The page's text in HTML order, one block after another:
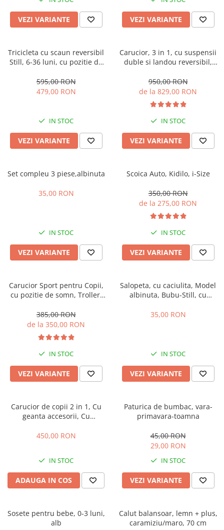
Bluze, pieptarase, mentite
Ciorapi
Pantaloni de exterior
Bluze si pulovere
Hainute bumbac organic
Bluze, pieptarase, mentite
Pantaloni de exterior
Bluze si pulovere
Babetele
Cos depozitare jucarii
Jocuri educative si de societate
Mingii
Jucarii gonflabile
Jucarii de nisip
Trotinete si biciclete
Carucioare papusi
Incaltaminte de panza
VEZI VARIANTE VEZI VARIANTE
Tricicleta cu scaun reversibil
Still, 6-36 luni, cu pozitie de
cu lumini si muzica, SL07
595,00 RON
479,00 RON
IN STOC
VEZI VARIANTE
Carucior, 3 in 1, cu suspensii
duble si landou reversibil,
luni - 3 ani, Original L-Sun
950,00 RON
de la 829,00 RON
IN STOC
VEZI VARIANTE
Set compleu 3 piese,albinuta
35,00 RON
IN STOC
VEZI VARIANTE
Scoica Auto, Kidilo, i-Size
350,00 RON
de la 275,00 RON
IN STOC
VEZI VARIANTE
Carucior Sport pentru Copii,
cu pozitie de somn, Troller,
Tehnologia inovatoare One-
Hand Folding
385,00 RON
de la 350,00 RON
IN STOC
VEZI VARIANTE
Salopeta, cu caciulita, Model
albinuta, Bubu-Still, cu
35,00 RON
IN STOC
VEZI VARIANTE
Carucior de copii 2 in 1, Cu
geanta accesorii, Cu
Pliabil ergonomic, Belecoo,
450,00 RON
IN STOC
ADAUGA IN COS
Paturica de bumbac, vara-
primavara-toamna
45,00 RON
29,00 RON
IN STOC
VEZI VARIANTE
Sosete pentru bebe, 0-3 luni,
alb
Calut balansoar, lemn + plus,
caramiziu/maro, 70 cm